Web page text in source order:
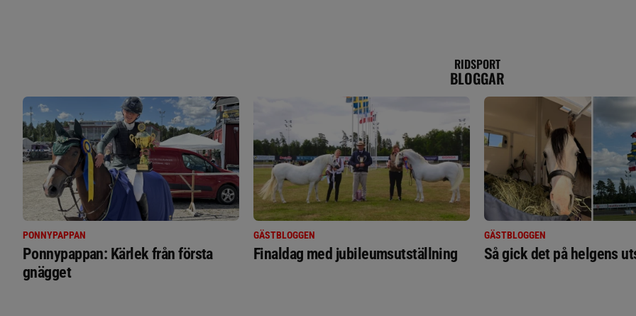
RIDSPORT
BLOGGAR
PONNYPAPPAN
Ponnypappan: Kärlek från första
gnägget
GÄSTBLOGGEN
Finaldag med jubileumsutställning
GÄSTBLOGGEN
Så gick det på helgens